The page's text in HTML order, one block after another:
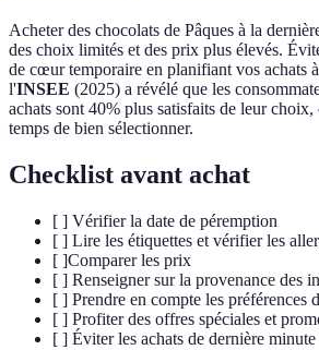
Acheter des chocolats de Pâques à la
des choix limités et des prix plus élevés.
de cœur temporaire en planifiant vos achats
l'INSEE (2025) a révélé que les
achats sont 40% plus satisfaits de leur
temps de bien sélectionner.
Checklist avant achat
[ ] Vérifier la date de péremption
[ ] Lire les étiquettes et vérifier les
[ ]Comparer les prix
[ ] Renseigner sur la provenance des
[ ] Prendre en compte les préférences
[ ] Profiter des offres spéciales et
[ ] Éviter les achats de dernière minute